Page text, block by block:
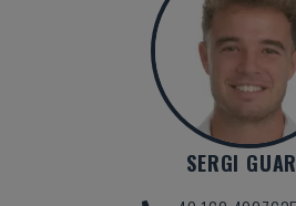
SERGI